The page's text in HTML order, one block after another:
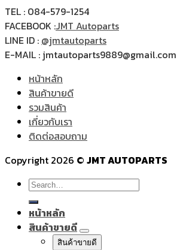
TEL : 084-579-1254
FACEBOOK :JMT Autoparts
LINE ID : @jmtautoparts
E-MAIL : jmtautoparts9889@gmail.com
หน้าหลัก
สินค้าขายดี
รวมสินค้า
เกี่ยวกับเรา
ติดต่อสอบถาม
Copyright 2026 © JMT AUTOPARTS
Search
for:
หน้าหลัก
สินค้าขายดี
สินค้าขายดี